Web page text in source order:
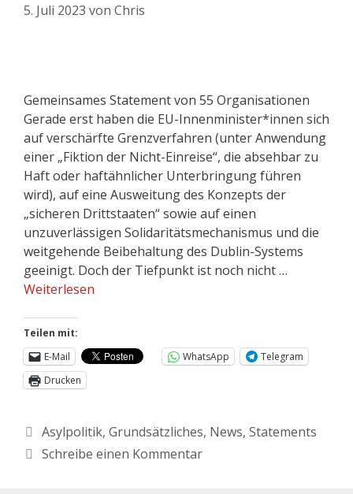
5. Juli 2023 von Chris
Gemeinsames Statement von 55 Organisationen
Gerade erst haben die EU-Innenminister*innen sich
auf verschärfte Grenzverfahren (unter Anwendung
einer „Fiktion der Nicht-Einreise“, die absehbar zu
Haft oder haftähnlicher Unterbringung führen
wird), auf eine Ausweitung des Konzepts der
„sicheren Drittstaaten“ sowie auf einen
unzuverlässigen Solidaritätsmechanismus und die
weitgehende Beibehaltung des Dublin-Systems
geeinigt. Doch der Tiefpunkt ist noch nicht …
Weiterlesen
Teilen mit:
E-Mail
WhatsApp
Telegram
Drucken
Asylpolitik, Grundsätzliches, News, Statements
Schreibe einen Kommentar